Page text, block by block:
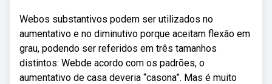
Webos substantivos podem ser utilizados no
aumentativo e no diminutivo porque aceitam flexão em
grau, podendo ser referidos em três tamanhos
distintos: Webde acordo com os padrões, o
aumentativo de casa deveria “casona”. Mas é muito